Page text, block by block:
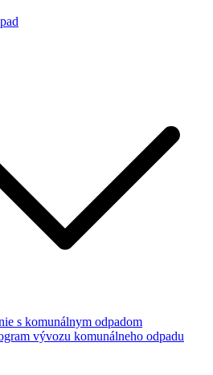
s komunálnym odpadom
vývozu komunálneho odpadu